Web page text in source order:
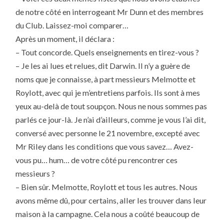
de notre côté en interrogeant Mr Dunn et des membres
du Club. Laissez-moi comparer…
Après un moment, il déclara :
– Tout concorde. Quels enseignements en tirez-vous ?
– Je les ai lues et relues, dit Darwin. Il n’y a guère de
noms que je connaisse, à part messieurs Melmotte et
Roylott, avec qui je m’entretiens parfois. Ils sont à mes
yeux au-delà de tout soupçon. Nous ne nous sommes pas
parlés ce jour-là. Je n’ai d’ailleurs, comme je vous l’ai dit,
conversé avec personne le 21 novembre, excepté avec
Mr Riley dans les conditions que vous savez… Avez-
vous pu… hum… de votre côté pu rencontrer ces
messieurs ?
– Bien sûr. Melmotte, Roylott et tous les autres. Nous
avons même dû, pour certains, aller les trouver dans leur
maison à la campagne. Cela nous a coûté beaucoup de